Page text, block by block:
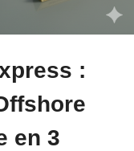
:
en 3